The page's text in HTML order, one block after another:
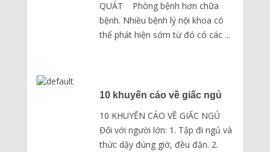
QUÁT Phòng bệnh hơn chữa
bệnh. Nhiều bệnh lý nội khoa có
thể phát hiện sớm từ đó có các ...
10 khuyến cáo về giấc ngủ
10 KHUYẾN CÁO VỀ GIẤC NGỦ
Đối với người lớn: 1. Tập đi ngủ và
thức dậy đúng giờ, đều đặn. 2.